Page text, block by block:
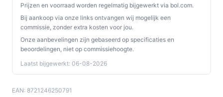
Prijzen en voorraad worden regelmatig bijgewerkt via bol.com.
Bij aankoop via onze links ontvangen wij mogelijk een
commissie, zonder extra kosten voor jou.
Onze aanbevelingen zijn gebaseerd op specificaties en
beoordelingen, niet op commissiehoogte.
Laatst bijgewerkt: 06-08-2026
EAN: 8721246250791